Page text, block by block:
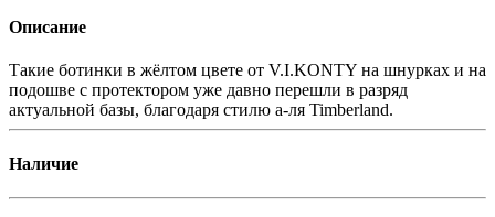
Описание
Такие ботинки в жёлтом цвете от V.I.KONTY на шнурках и на
подошве с протектором уже давно перешли в разряд
актуальной базы, благодаря стилю а-ля Timberland.
Наличие